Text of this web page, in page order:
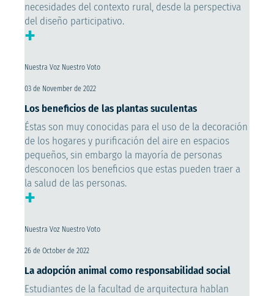
necesidades del contexto rural, desde la perspectiva
del diseño participativo.
+
Nuestra Voz Nuestro Voto
03 de November de 2022
Los beneficios de las plantas suculentas
Éstas son muy conocidas para el uso de la decoración
de los hogares y purificación del aire en espacios
pequeños, sin embargo la mayoría de personas
desconocen los beneficios que estas pueden traer a
la salud de las personas.
+
Nuestra Voz Nuestro Voto
26 de October de 2022
La adopción animal como responsabilidad social
Estudiantes de la facultad de arquitectura hablan